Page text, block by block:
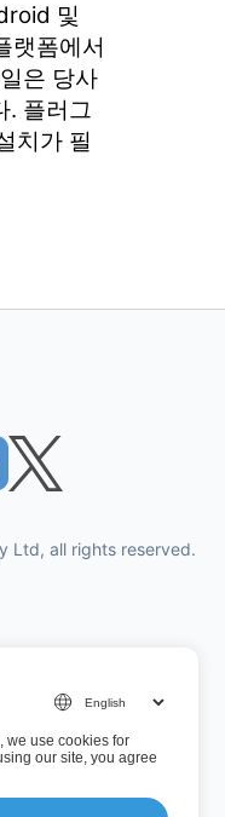
및
랫폼에서
은 당사
. 플러그
치가 필
Ltd, all rights reserved.
we use cookies for
our site, you agree